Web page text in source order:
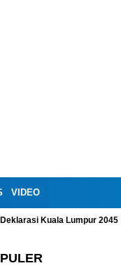
VIDEO
Kuala Lumpur 2045